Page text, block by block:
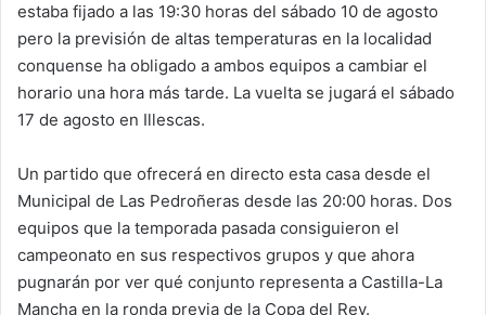
estaba fijado a las 19:30 horas del sábado 10 de agosto
pero la previsión de altas temperaturas en la localidad
conquense ha obligado a ambos equipos a cambiar el
horario una hora más tarde. La vuelta se jugará el sábado
17 de agosto en Illescas.
Un partido que ofrecerá en directo esta casa desde el
Municipal de Las Pedroñeras desde las 20:00 horas. Dos
equipos que la temporada pasada consiguieron el
campeonato en sus respectivos grupos y que ahora
pugnarán por ver qué conjunto representa a Castilla-La
Mancha en la ronda previa de la Copa del Rey.